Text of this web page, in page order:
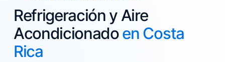
Refrigeración y Aire
Acondicionadoen Costa
Rica